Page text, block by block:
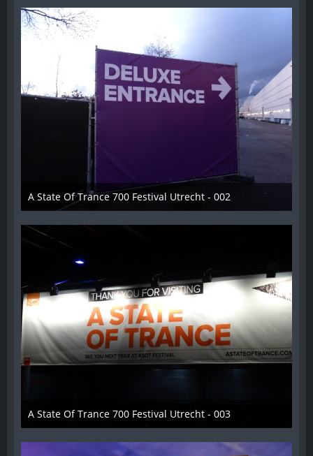
A State Of Trance 700 Festival Utrecht - 002
26. Februar 2015
A State Of Trance 700 Festival Utrecht - 003
26. Februar 2015